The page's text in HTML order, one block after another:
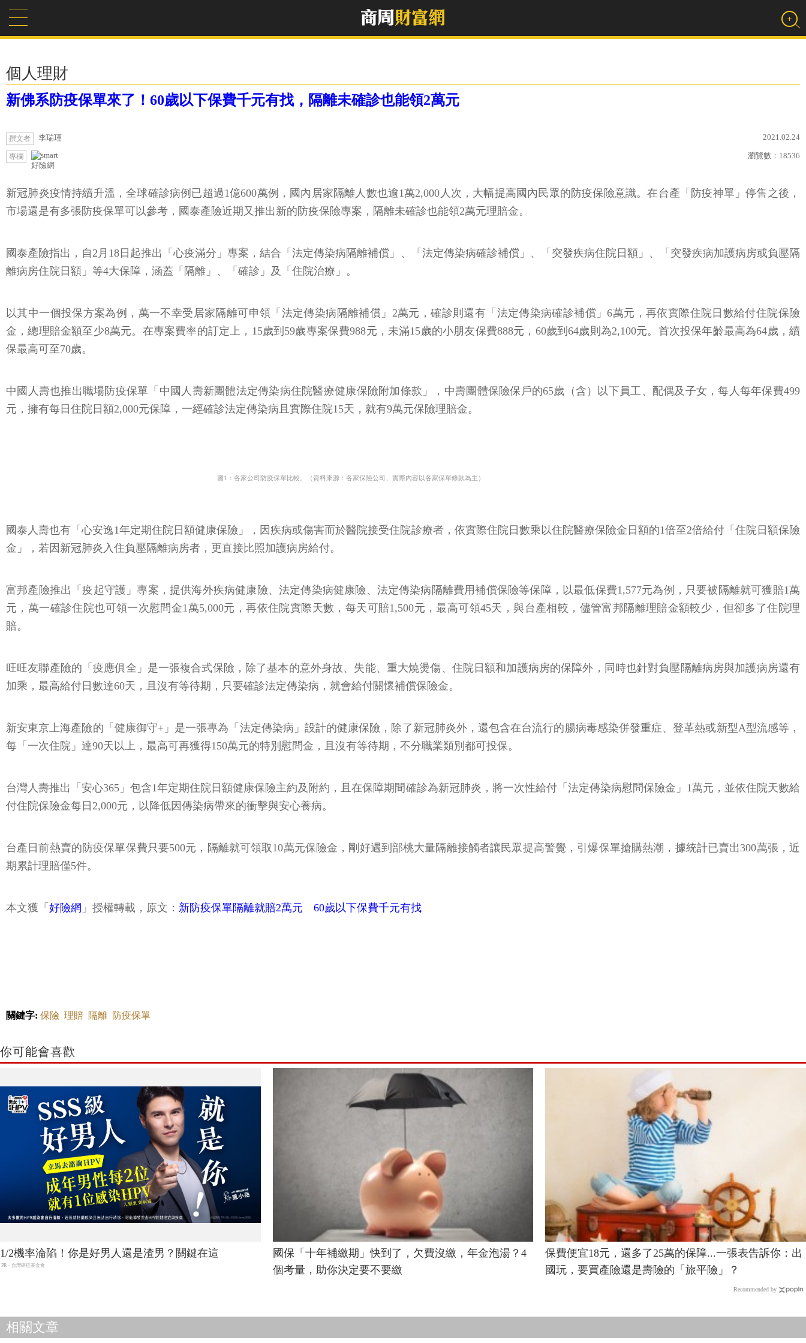
個人理財
新佛系防疫保單來了！60歲以下保費千元有找，隔離未確診也能領2萬元
撰文者 李瑞瑾 2021.02.24
專欄
好險網
瀏覽數： 18536
新冠肺炎疫情持續升溫，全球確診病例已超過1億600萬例，國內居家隔離人數也逾1萬2,000人次，大幅提高國內民眾的防疫保險意識。在台產「防疫神單」停售之後，
市場還是有多張防疫保單可以參考，國泰產險近期又推出新的防疫保險專案，隔離未確診也能領2萬元理賠金。
國泰產險指出，自2月18日起推出「心疫滿分」專案，結合「法定傳染病隔離補償」、「法定傳染病確診補償」、「突發疾病住院日額」、「突發疾病加護病房或負壓隔
離病房住院日額」等4大保障，涵蓋「隔離」、「確診」及「住院治療」。
以其中一個投保方案為例，萬一不幸受居家隔離可申領「法定傳染病隔離補償」2萬元，確診則還有「法定傳染病確診補償」6萬元，再依實際住院日數給付住院保險
金，總理賠金額至少8萬元。在專案費率的訂定上，15歲到59歲專案保費988元，未滿15歲的小朋友保費888元，60歲到64歲則為2,100元。首次投保年齡最高為64歲，續
保最高可至70歲。
中國人壽也推出職場防疫保單「中國人壽新團體法定傳染病住院醫療健康保險附加條款」，中壽團體保險保戶的65歲（含）以下員工、配偶及子女，每人每年保費499
元，擁有每日住院日額2,000元保障，一經確診法定傳染病且實際住院15天，就有9萬元保險理賠金。
圖1：各家公司防疫保單比較。（資料來源：各家保險公司、實際內容以各家保單條款為主）
國泰人壽也有「心安逸1年定期住院日額健康保險」，因疾病或傷害而於醫院接受住院診療者，依實際住院日數乘以住院醫療保險金日額的1倍至2倍給付「住院日額保險
金」，若因新冠肺炎入住負壓隔離病房者，更直接比照加護病房給付。
富邦產險推出「疫起守護」專案，提供海外疾病健康險、法定傳染病健康險、法定傳染病隔離費用補償保險等保障，以最低保費1,577元為例，只要被隔離就可獲賠1萬
元，萬一確診住院也可領一次慰問金1萬5,000元，再依住院實際天數，每天可賠1,500元，最高可領45天，與台產相較，儘管富邦隔離理賠金額較少，但卻多了住院理
賠。
旺旺友聯產險的「疫應俱全」是一張複合式保險，除了基本的意外身故、失能、重大燒燙傷、住院日額和加護病房的保障外，同時也針對負壓隔離病房與加護病房還有
加乘，最高給付日數達60天，且沒有等待期，只要確診法定傳染病，就會給付關懷補償保險金。
新安東京上海產險的「健康御守+」是一張專為「法定傳染病」設計的健康保險，除了新冠肺炎外，還包含在台流行的腸病毒感染併發重症、登革熱或新型A型流感等，
每「一次住院」達90天以上，最高可再獲得150萬元的特別慰問金，且沒有等待期，不分職業類別都可投保。
台灣人壽推出「安心365」包含1年定期住院日額健康保險主約及附約，且在保障期間確診為新冠肺炎，將一次性給付「法定傳染病慰問保險金」1萬元，並依住院天數給
付住院保險金每日2,000元，以降低因傳染病帶來的衝擊與安心養病。
台產日前熱賣的防疫保單保費只要500元，隔離就可領取10萬元保險金，剛好遇到部桃大量隔離接觸者讓民眾提高警覺，引爆保單搶購熱潮，據統計已賣出300萬張，近
期累計理賠僅5件。
本文獲「 好險網 」授權轉載，原文： 新防疫保單隔離就賠2萬元 60歲以下保費千元有找
關鍵字: 保險 理賠 隔離 防疫保單
你可能會喜歡
1/2機率淪陷！你是好男人還是渣男？關鍵在這
PR・台灣癌症基金會
國保「十年補繳期」快到了，欠費沒繳，年金泡湯？4
個考量，助你決定要不要繳
保費便宜18元，還多了25萬的保障...一張表告訴你：出
國玩，要買產險還是壽險的「旅平險」？
Recommended by
相關文章